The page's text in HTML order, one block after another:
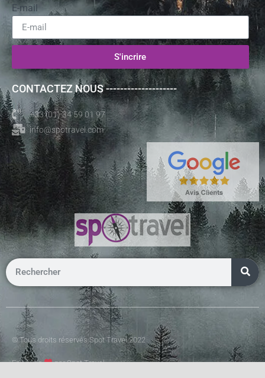
E-mail
S'incrire
CONTACTEZ NOUS --------------------
+33 (01) 34 59 01 97
info@spotravel.com
© Tous droits réservés Spot Travel 2022
Fait avec par Spot Travel